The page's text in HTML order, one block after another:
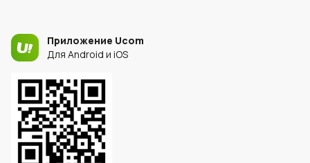
Приложение Ucom
Для Android и iOS